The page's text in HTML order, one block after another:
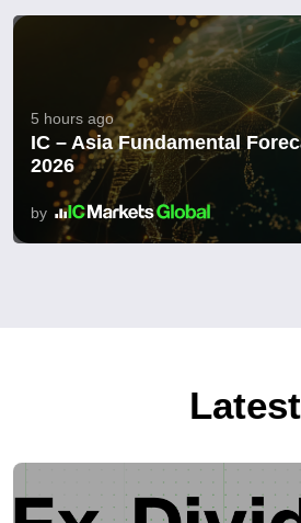
5 hours ago
IC – Asia Fundamental
2026
by
Latest